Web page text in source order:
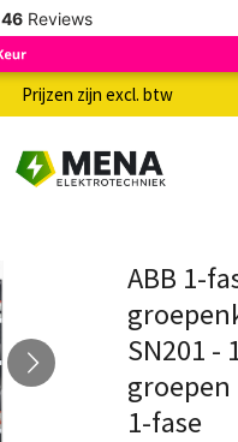
46 Reviews
Prijzen zijn excl. btw
ABB 1-
SN201 -
groepen
1-fase